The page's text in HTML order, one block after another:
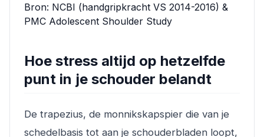
Bron: NCBI (handgripkracht VS 2014-2016) &
PMC Adolescent Shoulder Study
Hoe stress altijd op hetzelfde
punt in je schouder belandt
De trapezius, de monnikskapspier die van je
schedelbasis tot aan je schouderbladen loopt,